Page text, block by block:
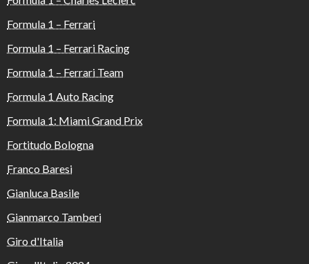
Formula 1 – Ferrari
Formula 1 – Ferrari Racing
Formula 1 – Ferrari Team
Formula 1 Auto Racing
Formula 1: Miami Grand Prix
Fortitudo Bologna
Franco Baresi
Gianluca Basile
Gianmarco Tamberi
Giro d'Italia